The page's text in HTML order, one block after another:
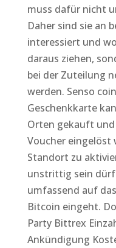
muss dafür nicht
Daher sind sie an
interessiert und
daraus ziehen,
bei der Zuteilung
werden. Senso
Geschenkkarte
Orten gekauft und
Voucher eingelöst
Standort zu
unstrittig sein
umfassend auf
Bitcoin eingeht.
Party Bittrex
Ankündigung